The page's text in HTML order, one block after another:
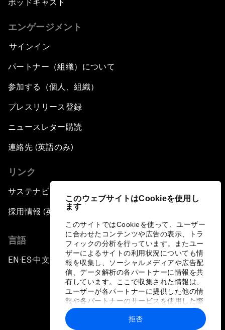
このウェブサイトはCookieを使用し
ます
このサイトではCookieを使って、ユーザー
に合わせたコンテンツや広告の表示、トラ
フィックの分析を行っています。またユー
ザーによるサイトの利用状況についても情
報を収集し、ソーシャルメディアや広告配
信、データ解析の各パートナーに情報を共
有しています。ここで収集された情報は、
ユーザーが各パートナーに提供した他の情
報や各パートナーのサービスを使用した際
に収集された情報と組み合わされ、各パー
トナーによって使用されることがありま
拒否
ポッドキャスト
エンゲージメント
サインイン
パートナー（組織）について
参加する（個人、組織）
プレスリリース登録
ニュースレター購読
連絡先 (英語のみ)
リンク
サステナビリティへの取り組み
採用情報 (英語のみ)
言語
EN ▪ ES▪中文▪ 日本語
プライバシーポリシーと利用規約